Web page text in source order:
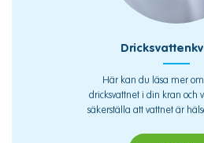
Här kan du läsa mer
dricksvattnet i din kran och
säkerställa att vattnet är